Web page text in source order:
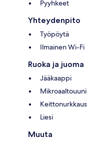
Pyyhkeet
Yhteydenpito
Työpöytä
Ilmainen Wi-Fi
Ruoka ja juoma
Jääkaappi
Mikroaaltouuni
Keittonurkkaus
Liesi
Muuta